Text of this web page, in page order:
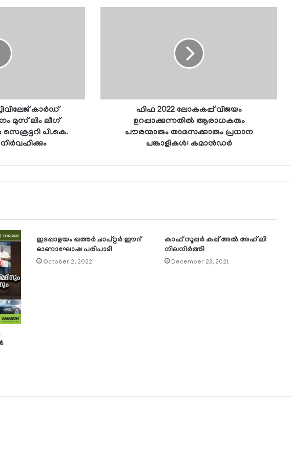
കാര്‍ഡ്
മുസ് ലിം ലീഗ്
പി.കെ.
നിര്‍വഹിക്കും
ഫിഫ 2022 ലോകകപ്പ് വിജയം
ഉറപ്പാക്കുന്നതില്‍ ആരാധകരും
പൗരന്മാരും താമസക്കാരും പ്രധാന
പങ്കാളികള്‍: കമാന്‍ഡര്‍
ഇടപ്പാളയം ഖത്തര്‍ ചാപ്റ്റര്‍ ഈദ്
ഓണാഘോഷ പരിപാടി
October 2, 2022
കാഫ് സൂപ്പര്‍ കപ്പ് അല്‍ അഹ് ലി
നിലനിര്‍ത്തി
December 23, 2021